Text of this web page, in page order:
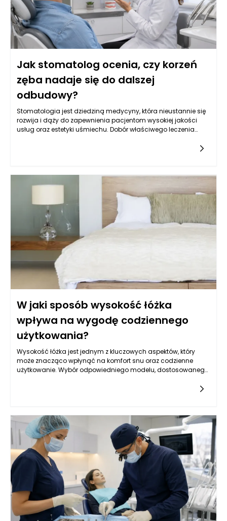
Jak stomatolog ocenia, czy korzeń
zęba nadaje się do dalszej
odbudowy?
Stomatologia jest dziedziną medycyny, która nieustannie się
rozwija i dąży do zapewnienia pacjentom wysokiej jakości
usług oraz estetyki uśmiechu. Dobór właściwego leczenia
korzeni zęba, może wymagać zaawansowanej diagnostyki
dysponuje narzędziami oraz wiedzą, aby dokładnie ocenić,
czy korzeń zęba nadaje się do dalszej odbudowy. Dzięki
nowoczesnym technologiom, takim jak zdjęcia rentgenowskie
czy tomografia komputerowa, można mieć pewność, że
podejmowane decyzje są zawsze oparte na rzetelnych
W jaki sposób wysokość łóżka
wpływa na wygodę codziennego
użytkowania?
Wysokość łóżka jest jednym z kluczowych aspektów, który
może znacząco wpłynąć na komfort snu oraz codzienne
użytkowanie. Wybór odpowiedniego modelu, dostosowanego
różnorodne potrzeby użytkowników, producenci oferują szeroki
wachlarz modeli o różnych wysokościach, co pozwala na
znalezienie idealnego rozwiązania. Kluczowym czynnikiem
jest również sposób, w jaki osoby korzystające z łóżka
spędzają czas w nim, na przykład czy jest to tylko miejsce do
snu, czy również do odpoczynku, czytania, czy oglądania
telewizji.